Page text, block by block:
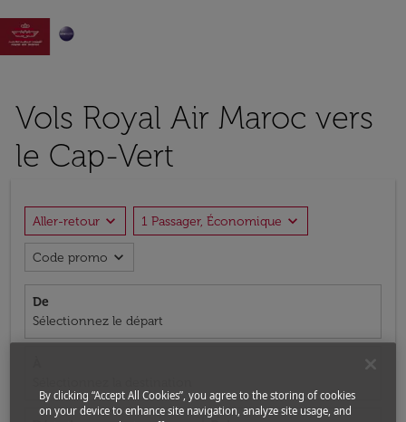

Vols Royal Air Maroc vers
le Cap-Vert
Aller-retour expand_more 1 Passager, Économique expand_more
Code promo expand_more
De
Sélectionnez le départ
By clicking “Accept All Cookies”, you agree to the storing of cookies
on your device to enhance site navigation, analyze site usage, and